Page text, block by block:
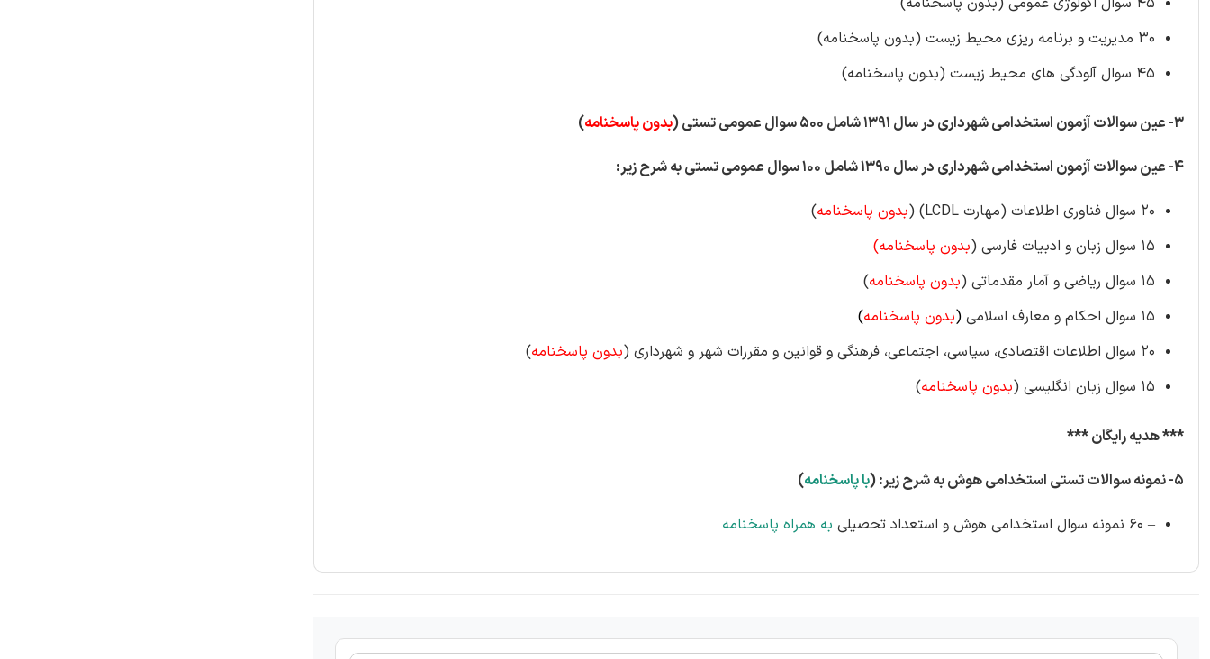
۳۰ مدیریت و برنامه ریزی محیط زیست (بدون پاسخنامه)
۴۵ سوال آلودگی های محیط زیست (بدون پاسخنامه)
۳- عین سوالات آزمون استخدامی شهرداری در سال ۱۳۹۱ شامل ۵۰۰ سوال عمومی تستی ( بدون پاسخنامه)
۴- عین سوالات آزمون استخدامی شهرداری در سال ۱۳۹۰ شامل ۱۰۰ سوال عمومی تستی به شرح زیر:
۲۰ سوال فناوری اطلاعات (مهارت LCDL) ( بدون پاسخنامه)
۱۵ سوال زبان و ادبیات فارسی (
بدون پاسخنامه)
۱۵ سوال ریاضی و آمار مقدماتی (
بدون پاسخنامه)
۱۵ سوال احکام و معارف اسلامی
(بدون پاسخنامه)
۲۰ سوال اطلاعات اقتصادی، سیاسی، اجتماعی، فرهنگی و قوانین و مقررات شهر و شهرداری (
بدون پاسخنامه)
۱۵ سوال زبان انگلیسی (
بدون پاسخنامه)
*** هدیه رایگان ***
۵- نمونه سوالات تستی استخدامی هوش به شرح زیر: ( با پاسخنامه)
– ۶۰ نمونه سوال استخدامی هوش و استعداد تحصیلی به همراه پاسخنامه